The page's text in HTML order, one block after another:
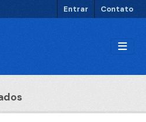
Entrar Contato